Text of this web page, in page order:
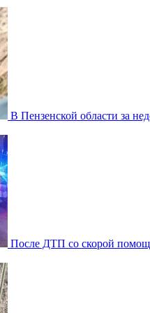
В Пензенской области за
После ДТП со скорой